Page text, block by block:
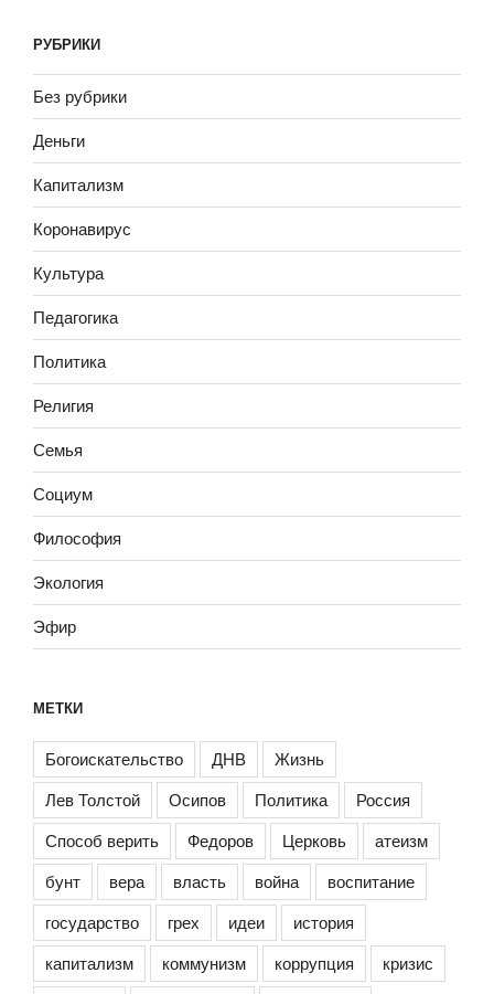
РУБРИКИ
Без рубрики
Деньги
Капитализм
Коронавирус
Культура
Педагогика
Политика
Религия
Семья
Социум
Философия
Экология
Эфир
МЕТКИ
Богоискательство ДНВ
Жизнь
Лев Толстой
Осипов Политика
Россия
Способ верить
Федоров Церковь
атеизм
бунт
вера власть война
воспитание
государство
грех идеи
история
капитализм
коммунизм коррупция
кризис